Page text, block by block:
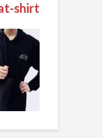
shirt